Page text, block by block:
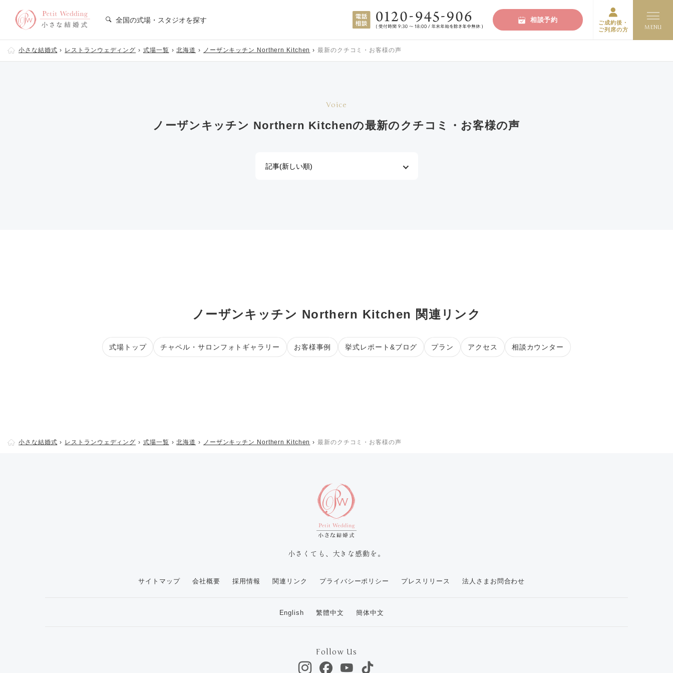
全国の式場・スタジオを探す 相談予約
ご成約後・
ご列席の方
小さな結婚式 レストランウェディング 式場一覧 北海道 ノーザンキッチン Northern Kitchen 最新のクチコミ・お客様の声
Voice
ノーザンキッチン Northern Kitchenの最新のクチコミ・お客様の声
ノーザンキッチン Northern Kitchen 関連リンク
式場トップ チャペル・サロンフォトギャラリー お客様事例 挙式レポート&ブログ プラン アクセス 相談カウンター
小さな結婚式 レストランウェディング 式場一覧 北海道 ノーザンキッチン Northern Kitchen 最新のクチコミ・お客様の声
小さくても、大きな感動を。
サイトマップ 会社概要 採用情報 関連リンク プライバシーポリシー プレスリリース 法人さまお問合わせ
English 繁體中文 簡体中文
Follow Us